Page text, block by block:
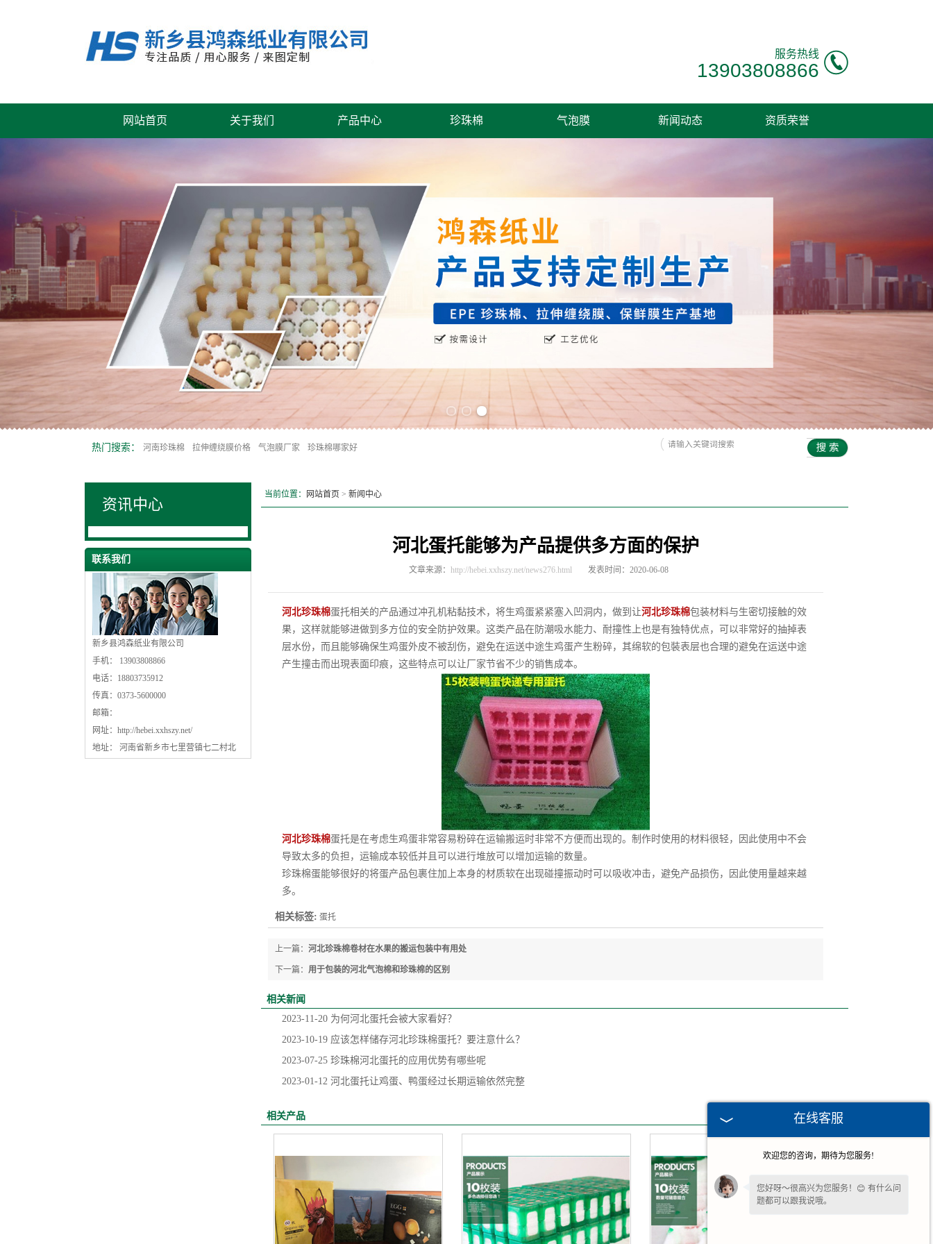
服务热线
13903808866
网站首页 关于我们 产品中心 珍珠棉 气泡膜 新闻动态 资质荣誉
热门搜索： 河南珍珠棉 拉伸缠绕膜价格 气泡膜厂家 珍珠棉哪家好
资讯中心
联系我们
新乡县鸿森纸业有限公司
手机： 13903808866
电话：18803735912
传真：0373-5600000
邮箱：
网址： http://hebei.xxhszy.net/
地址： 河南省新乡市七里营镇七二村北
当前位置： 网站首页 > 新闻中心
河北蛋托能够为产品提供多方面的保护
文章来源： http://hebei.xxhszy.net/news276.html 发表时间：2020-06-08
河北珍珠棉蛋托相关的产品通过冲孔机粘黏技术，将生鸡蛋紧紧塞入凹洞内，做到让河北珍珠棉包装材料与生密切接触的效
果，这样就能够进做到多方位的安全防护效果。这类产品在防潮吸水能力、耐撞性上也是有独特优点，可以非常好的抽掉表
层水份，而且能够确保生鸡蛋外皮不被刮伤，避免在运送中途生鸡蛋产生粉碎，其绵软的包裝表层也合理的避免在运送中途
产生撞击而出現表面印痕，这些特点可以让厂家节省不少的销售成本。
河北珍珠棉蛋托是在考虑生鸡蛋非常容易粉碎在运输搬运时非常不方便而出现的。制作时使用的材料很轻，因此使用中不会
导致太多的负担，运输成本较低并且可以进行堆放可以增加运输的数量。
珍珠棉蛋能够很好的将蛋产品包裹住加上本身的材质软在出现碰撞振动时可以吸收冲击，避免产品损伤，因此使用量越来越
多。
相关标签: 蛋托
上一篇： 河北珍珠棉卷材在水果的搬运包装中有用处
下一篇： 用于包装的河北气泡棉和珍珠棉的区别
相关新闻
2023-11-20 为何河北蛋托会被大家看好？
2023-10-19 应该怎样储存河北珍珠棉蛋托？要注意什么？
2023-07-25 珍珠棉河北蛋托的应用优势有哪些呢
2023-01-12 河北蛋托让鸡蛋、鸭蛋经过长期运输依然完整
相关产品 在线客服
欢迎您的咨询，期待为您服务!
您好呀～很高兴为您服务！😊 有什么问
题都可以跟我说哦。